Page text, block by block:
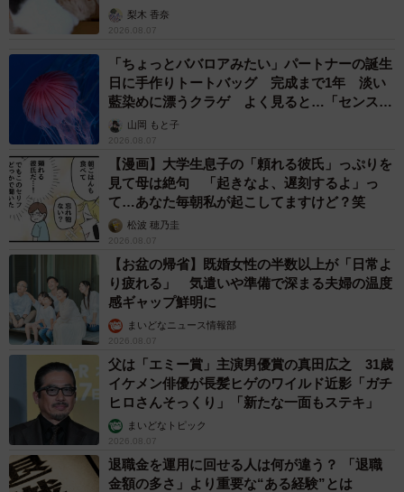
梨木 香奈
2026.08.07
「ちょっとババロアみたい」パートナーの誕生
日に手作りトートバッグ 完成まで1年 淡い
藍染めに漂うクラゲ よく見ると…「センスす
ごい」山岡 もと子
2026.08.07
【漫画】大学生息子の「頼れる彼氏」っぷりを
見て母は絶句 「起きなよ、遅刻するよ」っ
て…あなた毎朝私が起こしてますけど？笑
松波 穂乃圭
2026.08.07
【お盆の帰省】既婚女性の半数以上が「日常よ
り疲れる」 気遣いや準備で深まる夫婦の温度
感ギャップ鮮明に
まいどなニュース情報部
2026.08.07
父は「エミー賞」主演男優賞の真田広之 31歳
イケメン俳優が長髪ヒゲのワイルド近影「ガチ
ヒロさんそっくり」「新たな一面もステキ」
まいどなトピック
2026.08.07
退職金を運用に回せる人は何が違う？ 「退職
金額の多さ」より重要な“ある経験”とは